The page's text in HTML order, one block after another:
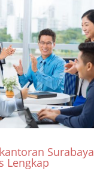
Surabaya
Lengkap